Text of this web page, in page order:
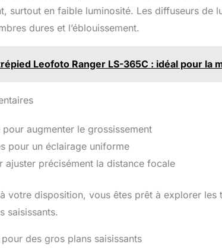
surtout en faible luminosité. Les diffuseurs de
dures et l’éblouissement.
Leofoto Ranger LS-365C : idéal pour la
pour augmenter le grossissement
pour un éclairage uniforme
ajuster précisément la distance focale
votre disposition, vous êtes prêt à explorer
saisissants.
des gros plans saisissants